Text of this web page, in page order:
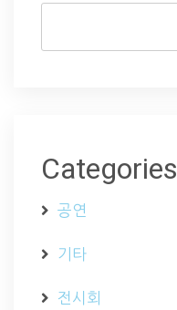
Categories
공연
기타
전시회